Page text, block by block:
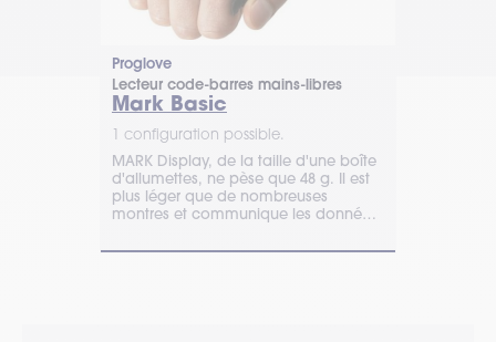
Proglove
Lecteur code-barres mains-libres
Mark Basic
1 configuration possible.
MARK Display, de la taille d'une boîte
d'allumettes, ne pèse que 48 g. Il est
plus léger que de nombreuses
montres et communique les données